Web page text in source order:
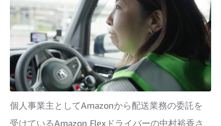
個人事業主としてAmazonから配送業務の委託を
受けているAmazon Flexドライバーの中村裕香さ